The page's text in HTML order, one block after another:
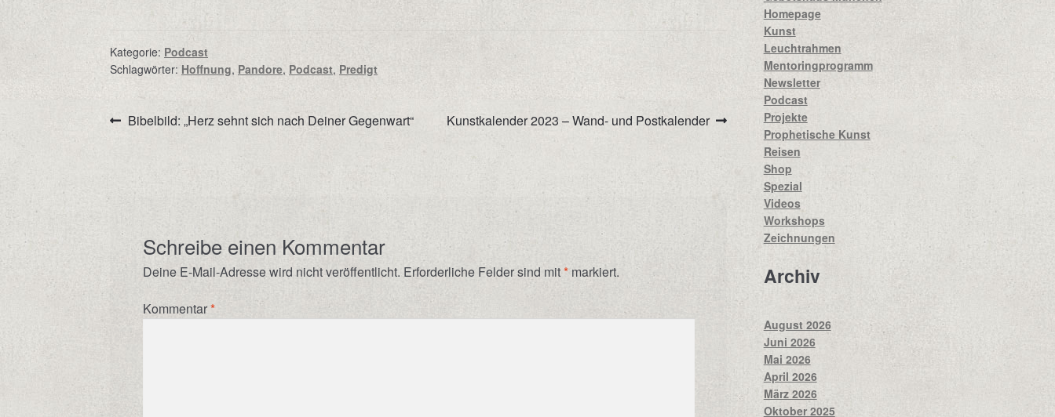
Kategorie: Podcast
Schlagwörter: Hoffnung, Pandore, Podcast, Predigt
Beitrags-
Vorheriger
Bibelbild: „Herz sehnt sich nach Deiner Gegenwart“
Nächster
Beitrag:
Kunstkalender 2023 – Wand- und Postkalender
Schreibe einen Kommentar
Deine E-Mail-Adresse wird nicht veröffentlicht. Erforderliche Felder sind mit*markiert.
Kommentar*
Homepage
Kunst
Leuchtrahmen
Mentoringprogramm
Newsletter
Podcast
Projekte
Prophetische Kunst
Reisen
Shop
Spezial
Videos
Workshops
Zeichnungen
Archiv
August 2026
Juni 2026
Mai 2026
April 2026
März 2026
Oktober 2025